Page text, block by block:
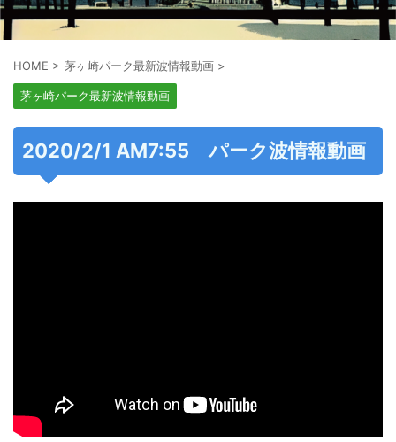
HOME > 茅ヶ崎パーク最新波情報動画 >
茅ヶ崎パーク最新波情報動画
2020/2/1 AM7:55 パーク波情報動画